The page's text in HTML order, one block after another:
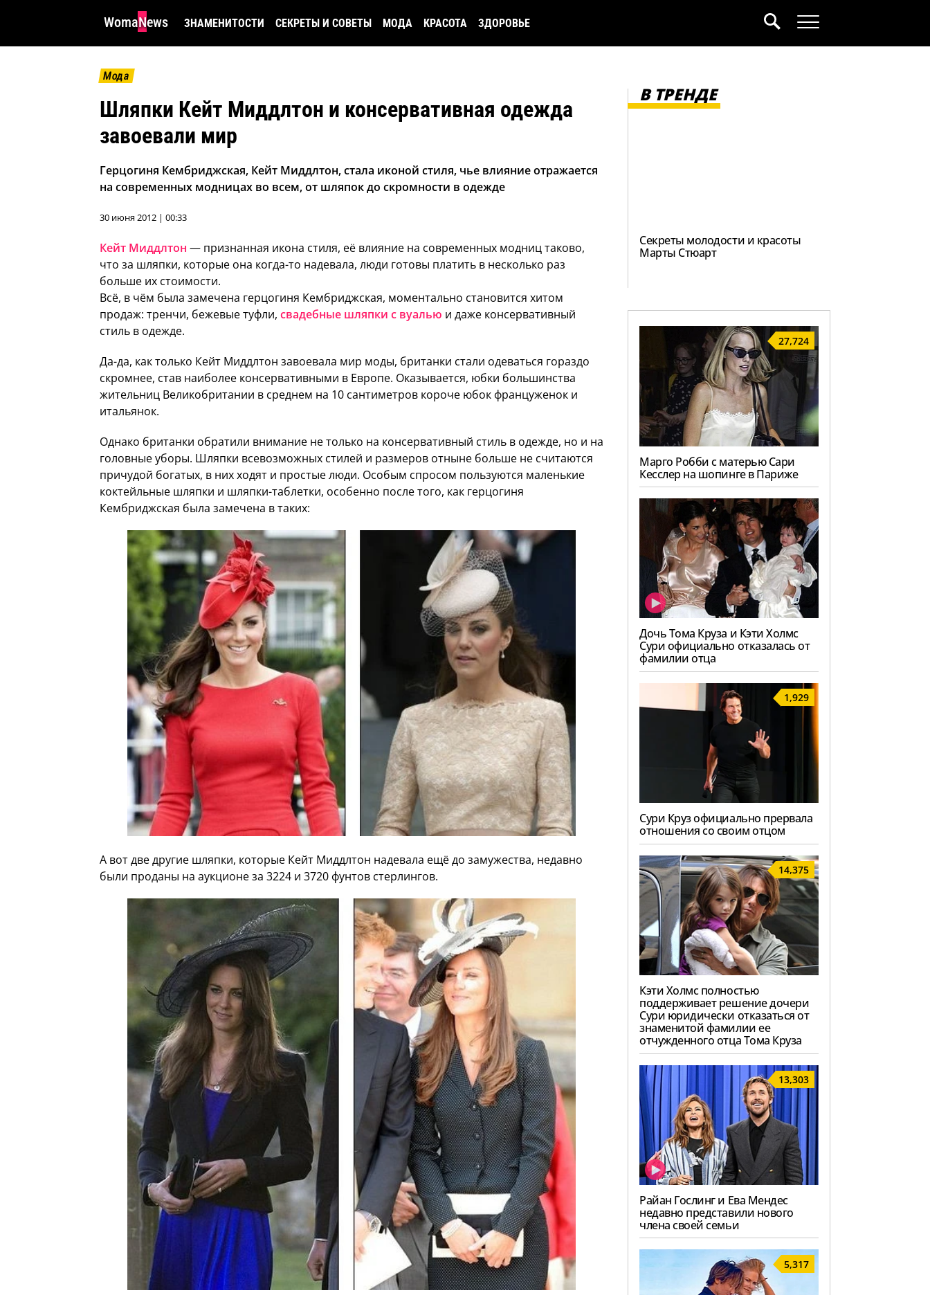
WomaNews ЗНАМЕНИТОСТИ СЕКРЕТЫ И СОВЕТЫ МОДА КРАСОТА ЗДОРОВЬЕ
Мода
Шляпки Кейт Миддлтон и консервативная одежда
завоевали мир
Герцогиня Кембриджская, Кейт Миддлтон, стала иконой стиля, чье влияние отражается
на современных модницах во всем, от шляпок до скромности в одежде
30 июня 2012 | 00:33
Кейт Миддлтон — признанная икона стиля, её влияние на современных модниц таково,
что за шляпки, которые она когда-то надевала, люди готовы платить в несколько раз
больше их стоимости.
Всё, в чём была замечена герцогиня Кембриджская, моментально становится хитом
продаж: тренчи, бежевые туфли, свадебные шляпки с вуалью и даже консервативный
стиль в одежде.
Да-да, как только Кейт Миддлтон завоевала мир моды, британки стали одеваться гораздо
скромнее, став наиболее консервативными в Европе. Оказывается, юбки большинства
жительниц Великобритании в среднем на 10 сантиметров короче юбок француженок и
итальянок.
Однако британки обратили внимание не только на консервативный стиль в одежде, но и на
головные уборы. Шляпки всевозможных стилей и размеров отныне больше не считаются
причудой богатых, в них ходят и простые люди. Особым спросом пользуются маленькие
коктейльные шляпки и шляпки-таблетки, особенно после того, как герцогиня
Кембриджская была замечена в таких:
А вот две другие шляпки, которые Кейт Миддлтон надевала ещё до замужества, недавно
были проданы на аукционе за 3224 и 3720 фунтов стерлингов.
В ТРЕНДЕ
Секреты молодости и красоты
Марты Стюарт
27,724
Марго Робби с матерью Сари
Кесслер на шопинге в Париже
Дочь Тома Круза и Кэти Холмс
Сури официально отказалась от
фамилии отца
1,929
Сури Круз официально прервала
отношения со своим отцом
14,375
Кэти Холмс полностью
поддерживает решение дочери
Сури юридически отказаться от
знаменитой фамилии ее
отчужденного отца Тома Круза
13,303
Райан Гослинг и Ева Мендес
недавно представили нового
члена своей семьи
5,317